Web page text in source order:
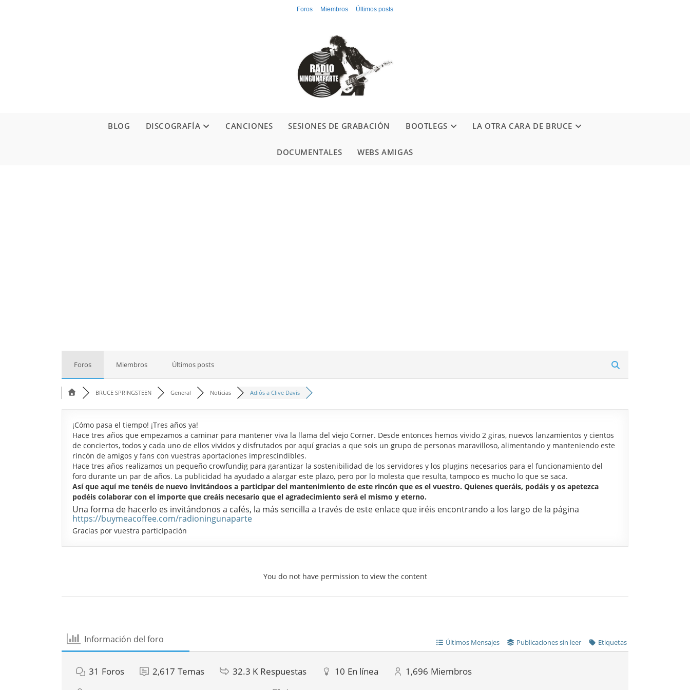
Foros Miembros Últimos posts
BLOG DISCOGRAFÍA CANCIONES SESIONES DE GRABACIÓN BOOTLEGS LA OTRA CARA DE BRUCE
DOCUMENTALES WEBS AMIGAS
Foros Miembros Últimos posts
BRUCE SPRINGSTEEN General Noticias Adiós a Clive Davis
¡Cómo pasa el tiempo! ¡Tres años ya!
Hace tres años que empezamos a caminar para mantener viva la llama del viejo Corner. Desde entonces hemos vivido 2 giras, nuevos lanzamientos y cientos
de conciertos, todos y cada uno de ellos vividos y disfrutados por aquí gracias a que sois un grupo de personas maravilloso, alimentando y manteniendo este
rincón de amigos y fans con vuestras aportaciones imprescindibles.
Hace tres años realizamos un pequeño crowfundig para garantizar la sostenibilidad de los servidores y los plugins necesarios para el funcionamiento del
foro durante un par de años. La publicidad ha ayudado a alargar este plazo, pero por lo molesta que resulta, tampoco es mucho lo que se saca.
Así que aquí me tenéis de nuevo invitándoos a participar del mantenimiento de este rincón que es el vuestro. Quienes queráis, podáis y os apetezca
podéis colaborar con el importe que creáis necesario que el agradecimiento será el mismo y eterno.
Una forma de hacerlo es invitándonos a cafés, la más sencilla a través de este enlace que iréis encontrando a los largo de la página
https://buymeacoffee.com/radioningunaparte
Gracias por vuestra participación
You do not have permission to view the content
Información del foro Últimos Mensajes Publicaciones sin leer Etiquetas
31 Foros 2,617 Temas 32.3 K Respuestas 10 En línea 1,696 Miembros